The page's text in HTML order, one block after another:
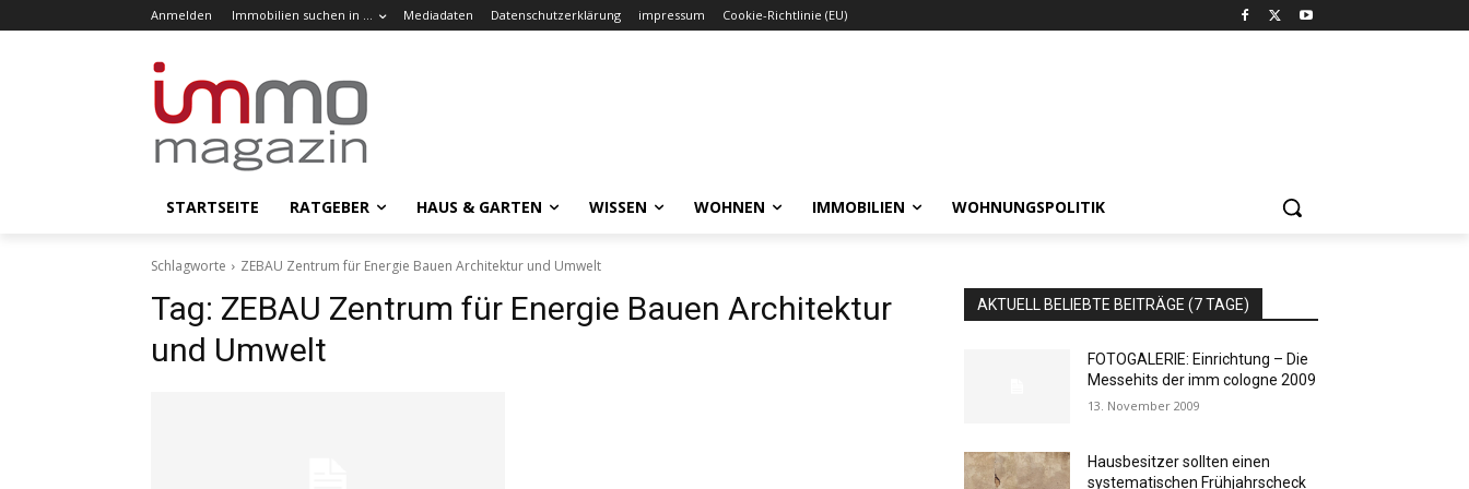
Anmelden Immobilien suchen in … Mediadaten Datenschutzerklärung impressum Cookie-Richtlinie (EU)
STARTSEITE RATGEBER HAUS & GARTEN WISSEN WOHNEN IMMOBILIEN WOHNUNGSPOLITIK
Schlagworte ZEBAU Zentrum für Energie Bauen Architektur und Umwelt
Tag: ZEBAU Zentrum für Energie Bauen Architektur
und Umwelt
AKTUELL BELIEBTE BEITRÄGE (7 TAGE)
FOTOGALERIE: Einrichtung – Die
Messehits der imm cologne 2009
13. November 2009
Hausbesitzer sollten einen
systematischen Frühjahrscheck